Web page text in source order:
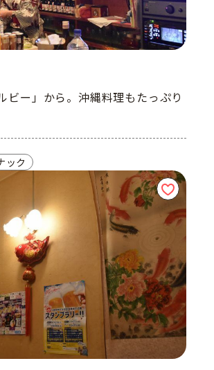
ビー」から。沖縄料理もたっぷり
ック